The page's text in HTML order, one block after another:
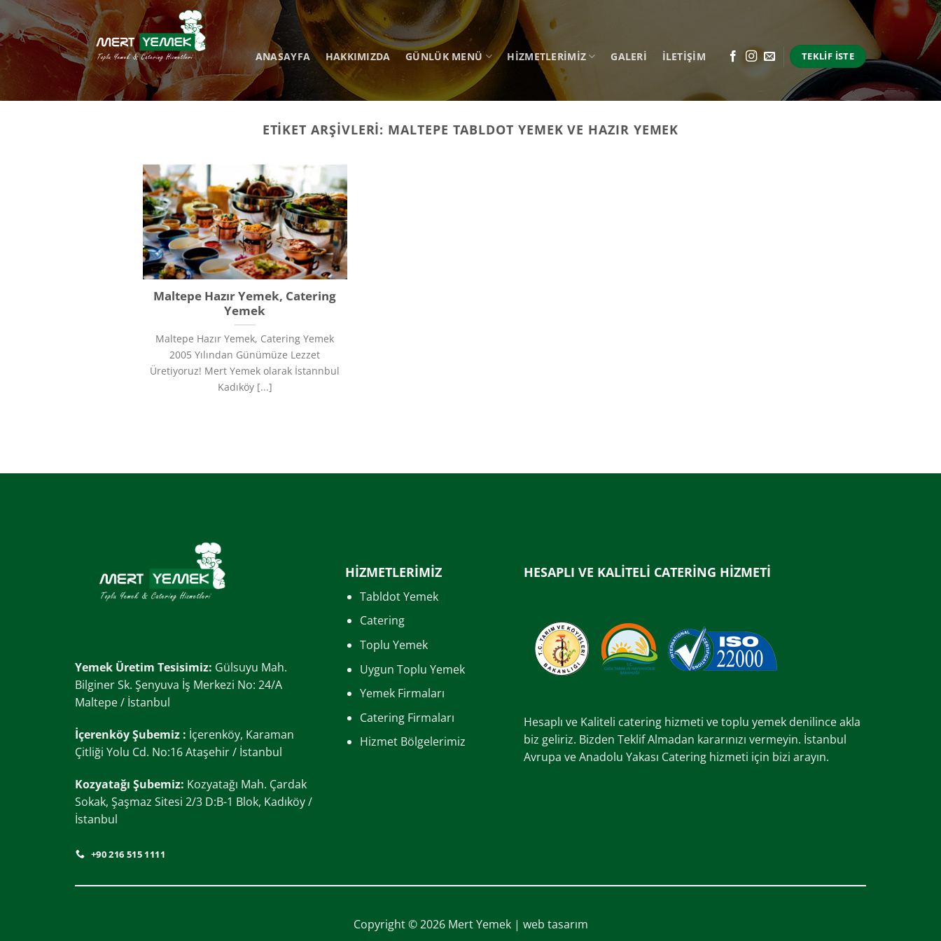
İçeriğe
ANASAYFA HAKKIMIZDA GÜNLÜK MENÜ HIZMETLERIMIZ GALERI İLETİŞİM TEKLIF İSTE
ETIKET ARŞIVLERI: MALTEPE TABLDOT YEMEK VE HAZIR YEMEK
Maltepe Hazır Yemek, Catering
Yemek
Maltepe Hazır Yemek, Catering Yemek
2005 Yılından Günümüze Lezzet
Üretiyoruz!​ Mert Yemek olarak İstannbul
Kadıköy [...]
Yemek Üretim Tesisimiz: Gülsuyu Mah.
Bilginer Sk. Şenyuva İş Merkezi No: 24/A
Maltepe / İstanbul
İçerenköy Şubemiz : İçerenköy, Karaman
Çitliği Yolu Cd. No:16 Ataşehir / İstanbul
Kozyatağı Şubemiz: Kozyatağı Mah. Çardak
Sokak, Şaşmaz Sitesi 2/3 D:B-1 Blok, Kadıköy /
İstanbul
+90 216 515 1111
HİZMETLERİMİZ
Tabldot Yemek
Catering
Toplu Yemek
Uygun Toplu Yemek
Yemek Firmaları
Catering Firmaları
Hizmet Bölgelerimiz
HESAPLI VE KALİTELİ CATERİNG HİZMETİ
Hesaplı ve Kaliteli catering hizmeti ve toplu yemek denilince akla
biz geliriz. Bizden Teklif Almadan kararınızı vermeyin. İstanbul
Avrupa ve Anadolu Yakası Catering hizmeti için bizi arayın.
Copyright © 2026 Mert Yemek | web tasarım